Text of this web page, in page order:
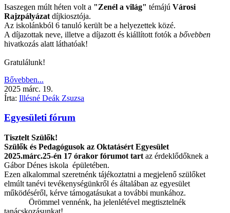
Isaszegen múlt héten volt a "Zenél a világ" témájú Városi
Rajzpályázat díjkiosztója.
Az iskolánkból 6 tanuló került be a helyezettek közé.
A díjazottak neve, illetve a díjazott és kiállított fotók a bővebben
hivatkozás alatt láthatóak!
Gratulálunk!
Bővebben...
2025 márc. 19.
Írta: Illésné Deák Zsuzsa
Egyesületi fórum
Tisztelt Szülők!
Szülők és Pedagógusok az Oktatásért Egyesület
2025.márc.25-én 17 órakor fórumot tart az érdeklődőknek a
Gábor Dénes iskola épületében.
Ezen alkalommal szeretnénk tájékoztatni a megjelenő szülőket
elmúlt tanévi tevékenységünkről és általában az egyesület
működéséről, kérve támogatásukat a további munkához.
Örömmel vennénk, ha jelenlétével megtisztelnék